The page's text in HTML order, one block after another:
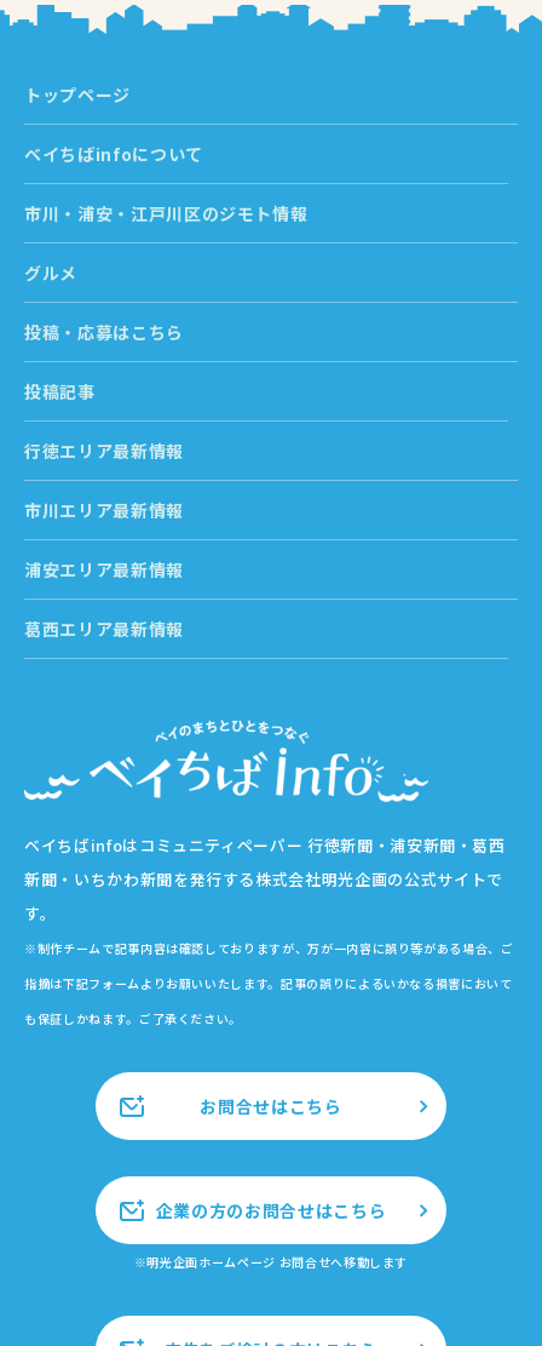
ベイちばinfoはコミュニティペーパー 行徳新聞・浦安新聞・葛西
新聞・いちかわ新聞を発行する株式会社明光企画の公式サイトで
す。
※制作チームで記事内容は確認しておりますが、万が一内容に誤り等がある場合、ご
指摘は下記フォームよりお願いいたします。記事の誤りによるいかなる損害において
も保証しかねます。ご了承ください。
お問合せはこちら
企業の方のお問合せはこちら
※明光企画ホームページ お問合せへ移動します
トップページ
ベイちばinfoについて
市川・浦安・江戸川区のジモト情報
グルメ
投稿・応募はこちら
投稿記事
行徳エリア最新情報
市川エリア最新情報
浦安エリア最新情報
葛西エリア最新情報